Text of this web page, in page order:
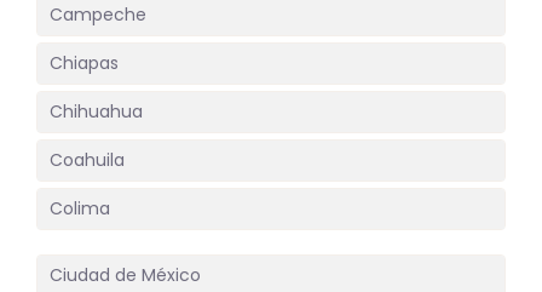
Campeche
Chiapas
Chihuahua
Coahuila
Colima
Ciudad de México